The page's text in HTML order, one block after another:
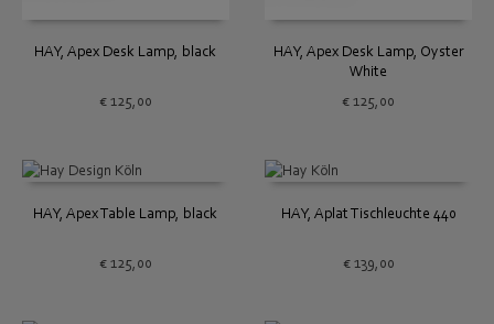
HAY, Apex Desk Lamp, black
€125,00
HAY, Apex Desk Lamp, Oyster
White
€ 125,00
HAY, Apex Table Lamp, black
€125,00
HAY, Aplat Tischleuchte 440
€139,00